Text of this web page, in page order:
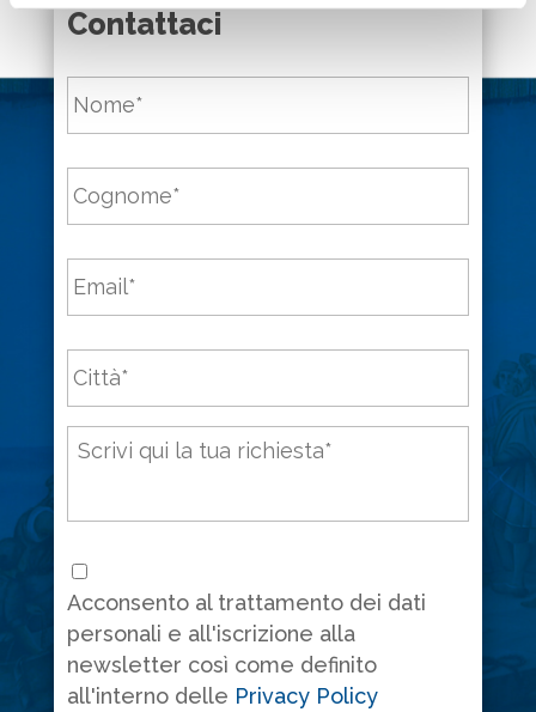
Contattaci
Nome *
Cognome *
Email *
Città *
Messaggio
Consenso
Acconsento al trattamento dei dati
personali e all'iscrizione alla
newsletter così come definito
all'interno delle Privacy Policy